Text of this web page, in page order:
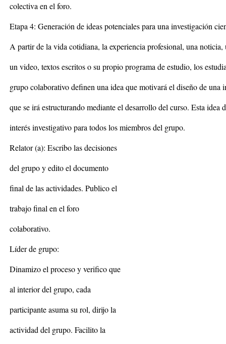
colectiva en el foro.
Etapa 4: Generación de ideas potenciales para una investigación
A partir de la vida cotidiana, la experiencia profesional, una noticia,
un video, textos escritos o su propio programa de estudio, los
grupo colaborativo definen una idea que motivará el diseño de una
que se irá estructurando mediante el desarrollo del curso. Esta idea
interés investigativo para todos los miembros del grupo.
Relator (a): Escribo las decisiones
del grupo y edito el documento
final de las actividades. Publico el
trabajo final en el foro
colaborativo.
Líder de grupo:
Dinamizo el proceso y verifico que
al interior del grupo, cada
participante asuma su rol, dirijo la
actividad del grupo. Facilito la